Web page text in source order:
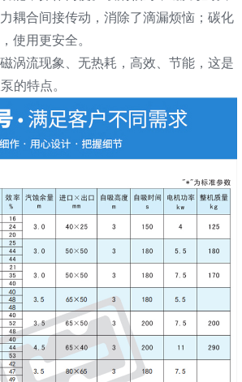
耦合间接传动，消除了滴漏烦恼；碳化
使用更安全。
涡流现象、无热耗，高效、节能，这是
的特点。